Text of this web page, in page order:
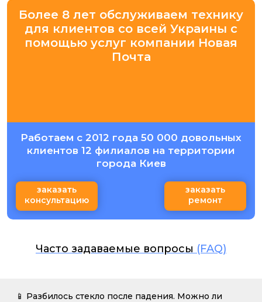
Более 8 лет обслуживаем технику
для клиентов со всей Украины с
помощью услуг компании Новая
Почта
Работаем с 2012 года 50 000 довольных
клиентов 12 филиалов на территории
города Киев
заказать
консультацию
заказать
ремонт
Часто задаваемые вопросы (FAQ)
📱 Разбилось стекло после падения. Можно ли